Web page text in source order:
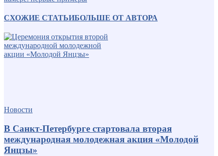
СХОЖИЕ СТАТЬИБОЛЬШЕ ОТ АВТОРА
Новости
В Санкт-Петербурге стартовала вторая
международная молодежная акция «Молодой
Янцзы»